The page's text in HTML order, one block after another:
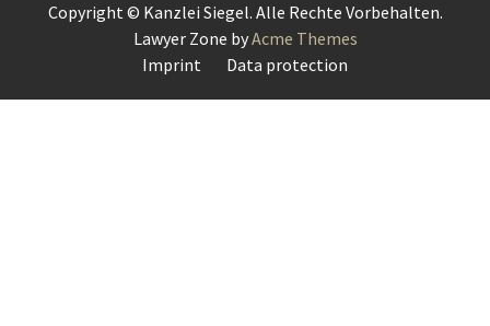
Copyright © Kanzlei Siegel. Alle Rechte Vorbehalten.
Lawyer Zone byAcme Themes
Imprint
Data protection